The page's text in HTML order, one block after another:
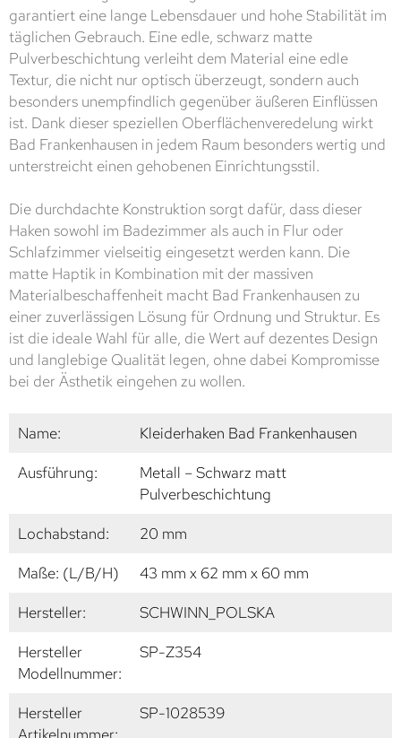
garantiert eine lange Lebensdauer und hohe Stabilität im
täglichen Gebrauch. Eine edle, schwarz matte
Pulverbeschichtung verleiht dem Material eine edle
Textur, die nicht nur optisch überzeugt, sondern auch
besonders unempfindlich gegenüber äußeren Einflüssen
ist. Dank dieser speziellen Oberflächenveredelung wirkt
Bad Frankenhausen in jedem Raum besonders wertig und
unterstreicht einen gehobenen Einrichtungsstil.
Die durchdachte Konstruktion sorgt dafür, dass dieser
Haken sowohl im Badezimmer als auch in Flur oder
Schlafzimmer vielseitig eingesetzt werden kann. Die
matte Haptik in Kombination mit der massiven
Materialbeschaffenheit macht Bad Frankenhausen zu
einer zuverlässigen Lösung für Ordnung und Struktur. Es
ist die ideale Wahl für alle, die Wert auf dezentes Design
und langlebige Qualität legen, ohne dabei Kompromisse
bei der Ästhetik eingehen zu wollen.
Name:
Kleiderhaken Bad Frankenhausen
Ausführung:
Metall – Schwarz matt
Pulverbeschichtung
Lochabstand:
20 mm
Maße: (L/B/H)
43 mm x 62 mm x 60 mm
Hersteller:
SCHWINN_POLSKA
Hersteller
Modellnummer:
SP-Z354
Hersteller
SP-1028539